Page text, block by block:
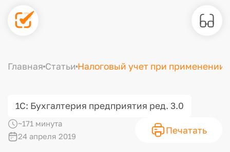
Главная Статьи Налоговый учет при применении
1С: Бухгалтерия предприятия ред. 3.0
~171 минута
24 апреля 2019
Печатать